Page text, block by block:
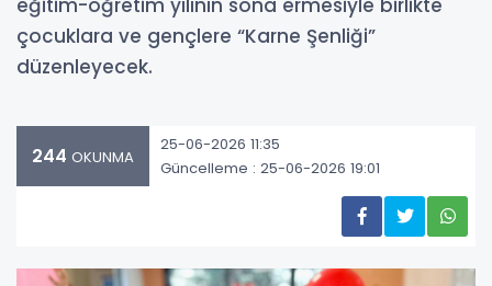
eğitim-öğretim yılının sona ermesiyle birlikte
çocuklara ve gençlere “Karne Şenliği”
düzenleyecek.
244 OKUNMA
25-06-2026 11:35
Güncelleme : 25-06-2026 19:01